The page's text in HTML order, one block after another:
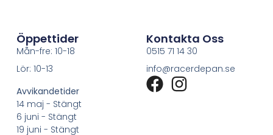
Öppettider
Mån-fre: 10-18
Lör: 10-13
Avvikandetider
14 maj - Stängt
6 juni - Stängt
19 juni - Stängt
Kontakta Oss
0515 71 14 30
info@racerdepan.se